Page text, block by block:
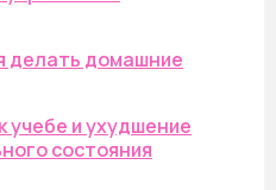
делать домашние
учебе и ухудшение
состояния